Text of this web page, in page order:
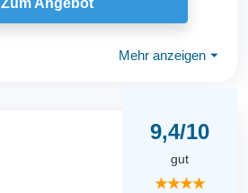
Zum Angebot
Mehr anzeigen ⏷
9,4/10
gut
★★★★